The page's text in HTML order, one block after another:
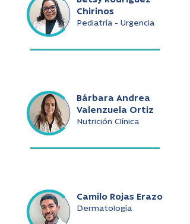
Chirinos
Pediatría - Urgencia
Bárbara Andrea
Valenzuela Ortiz
Nutrición Clínica
Camilo Rojas Erazo
Dermatología